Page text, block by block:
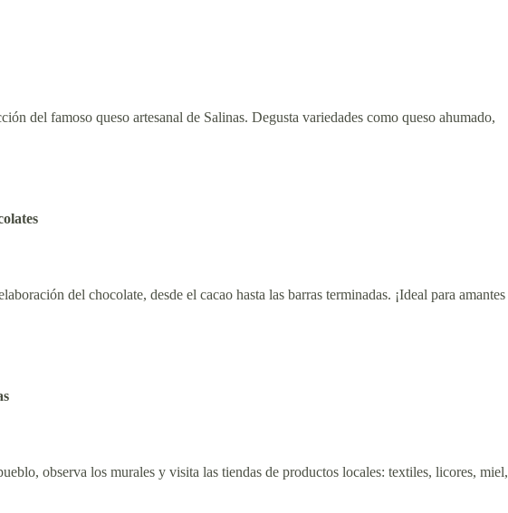
del famoso queso artesanal de Salinas. Degusta variedades como queso ahumado,
del chocolate, desde el cacao hasta las barras terminadas. ¡Ideal para amantes
observa los murales y visita las tiendas de productos locales: textiles, licores, miel,